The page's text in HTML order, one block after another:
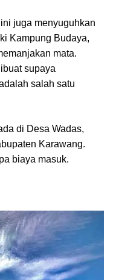
juga menyuguhkan
Kampung Budaya,
mata.
supaya
salah satu
di Desa Wadas,
Karawang.
biaya masuk.